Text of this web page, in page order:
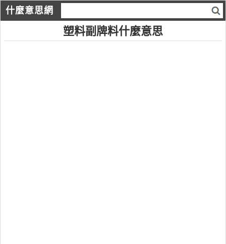
什麼意思網
塑料副牌料什麼意思